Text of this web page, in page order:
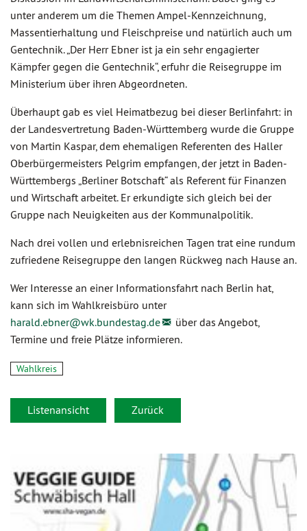
unter anderem um die Themen Ampel-Kennzeichnung,
Massentierhaltung und Fleischpreise und natürlich auch um
Gentechnik. „Der Herr Ebner ist ja ein sehr engagierter
Kämpfer gegen die Gentechnik“, erfuhr die Reisegruppe im
Ministerium über ihren Abgeordneten.
Überhaupt gab es viel Heimatbezug bei dieser Berlinfahrt: in
der Landesvertretung Baden-Württemberg wurde die Gruppe
von Martin Kaspar, dem ehemaligen Referenten des Haller
Oberbürgermeisters Pelgrim empfangen, der jetzt in Baden-
Württembergs „Berliner Botschaft“ als Referent für Finanzen
und Wirtschaft arbeitet. Er erkundigte sich gleich bei der
Gruppe nach Neuigkeiten aus der Kommunalpolitik.
Nach drei vollen und erlebnisreichen Tagen trat eine rundum
zufriedene Reisegruppe den langen Rückweg nach Hause an.
Wer Interesse an einer Informationsfahrt nach Berlin hat,
kann sich im Wahlkreisbüro unter
harald.ebner@wk.bundestag.de
über das Angebot,
Termine und freie Plätze informieren.
Wahlkreis
Listenansicht Zurück